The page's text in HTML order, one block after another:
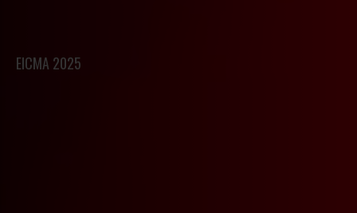
EICMA 2025